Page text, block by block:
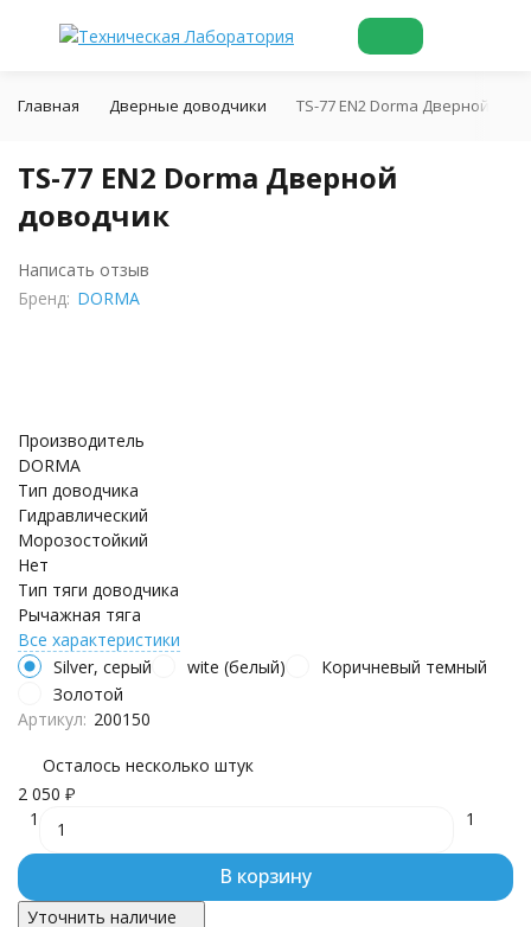
Главная Дверные доводчики TS-77 EN2 Dorma Дверной
TS-77 EN2 Dorma Дверной
доводчик
Написать отзыв
Бренд: DORMA
Производитель
DORMA
Тип доводчика
Гидравлический
Морозостойкий
Нет
Тип тяги доводчика
Рычажная тяга
Все характеристики
Silver, серый
wite (белый)
Коричневый темный
Золотой
Артикул: 200150
Осталось несколько штук
2 050 ₽
1
1
В корзину
Уточнить наличие